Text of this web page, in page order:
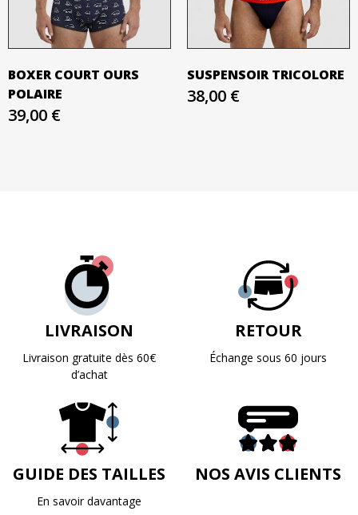
BOXER COURT OURS
POLAIRE
39,00 €
SUSPENSOIR TRICOLORE
38,00 €
LIVRAISON
Livraison gratuite dès 60€
d’achat
RETOUR
Échange sous 60 jours
GUIDE DES TAILLES
En savoir davantage
NOS AVIS CLIENTS